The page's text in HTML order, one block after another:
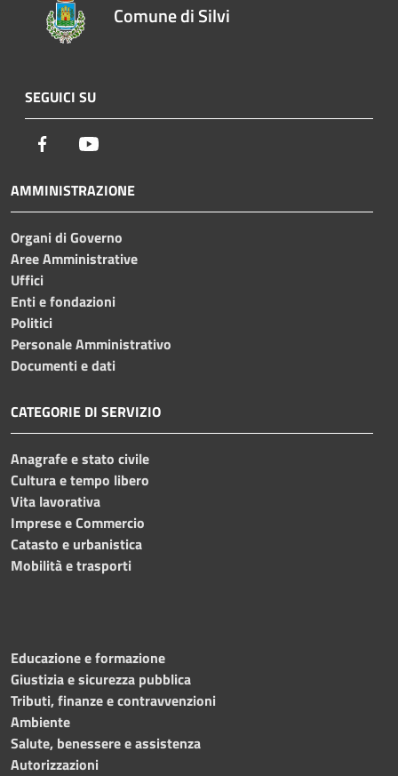
Comune di Silvi
SEGUICI SU
Facebook
AMMINISTRAZIONE
Organi di Governo
Aree Amministrative
Uffici
Enti e fondazioni
Politici
Personale Amministrativo
Documenti e dati
CATEGORIE DI SERVIZIO
Anagrafe e stato civile
Cultura e tempo libero
Vita lavorativa
Imprese e Commercio
Catasto e urbanistica
Mobilità e trasporti
Educazione e formazione
Giustizia e sicurezza pubblica
Tributi, finanze e contravvenzioni
Ambiente
Salute, benessere e assistenza
Autorizzazioni